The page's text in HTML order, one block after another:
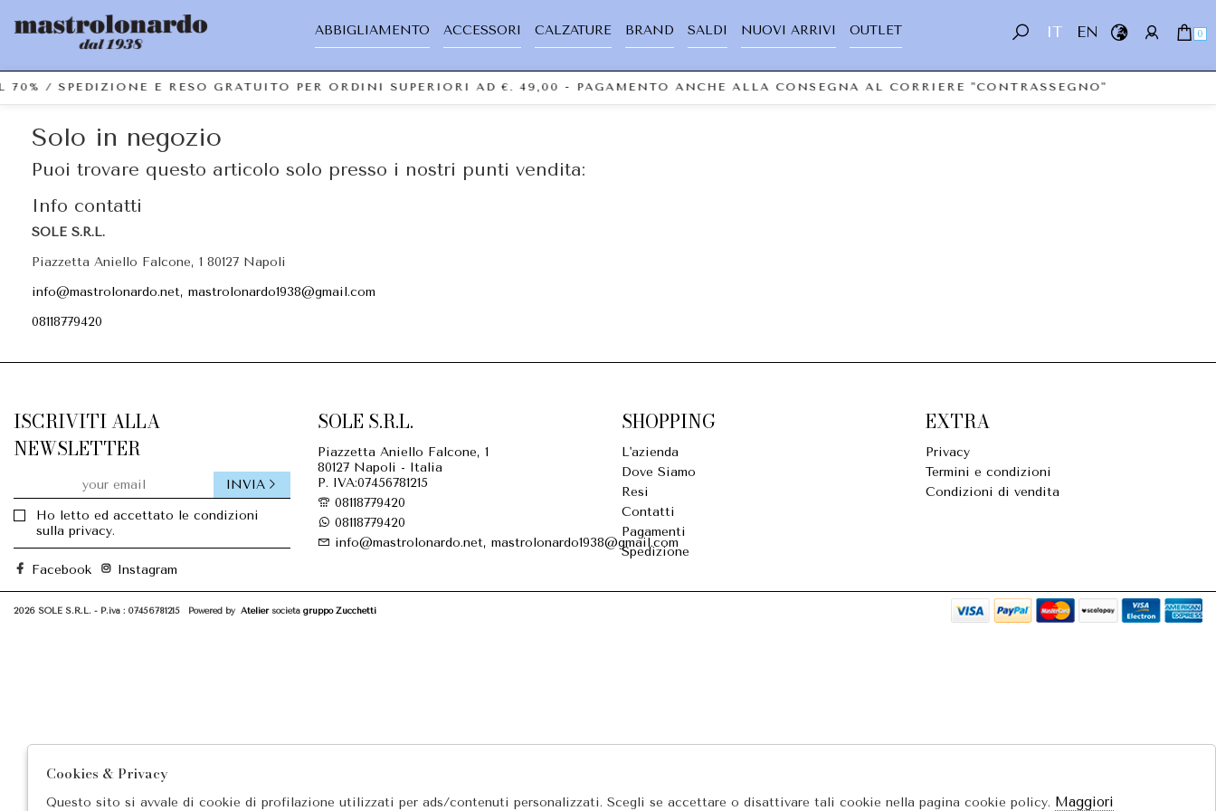
IT EN 0
ABBIGLIAMENTO ACCESSORI CALZATURE BRAND SALDI NUOVI ARRIVI OUTLET
/ SPEDIZIONE E RESO GRATUITO PER ORDINI SUPERIORI AD €. 49,00 - PAGAMENTO ANCHE ALLA CONSEGNA AL CORRIERE "CONTRASSEGNO"
Solo in negozio
Puoi trovare questo articolo solo presso i nostri punti vendita:
Info contatti
SOLE S.R.L.
Piazzetta Aniello Falcone, 1 80127 Napoli
info@mastrolonardo.net, mastrolonardo1938@gmail.com
08118779420
ISCRIVITI ALLA
NEWSLETTER
Ho letto ed accettato le condizioni
sulla privacy.
INVIA
Facebook Instagram
SOLE S.R.L.
Piazzetta Aniello Falcone, 1
80127 Napoli - Italia
P. IVA:07456781215
08118779420
08118779420
info@mastrolonardo.net, mastrolonardo1938@gmail.com
SHOPPING
L'azienda
Dove Siamo
Resi
Contatti
Pagamenti
Spedizione
EXTRA
Privacy
Termini e condizioni
Condizioni di vendita
2026 SOLE S.R.L. - P.iva : 07456781215 Powered by Ateliersocietà gruppo Zucchetti
Cookies & Privacy
Questo sito si avvale di cookie di profilazione utilizzati per ads/contenuti personalizzati. Scegli se accettare o disattivare tali cookie nella pagina cookie policy. Maggiori